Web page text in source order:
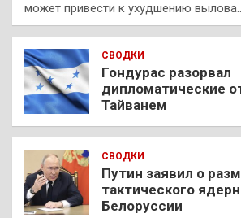
может привести к ухудшению
СВОДКИ
Гондурас разорвал
дипломатические
Тайванем
СВОДКИ
Путин заявил о
тактического
Белоруссии